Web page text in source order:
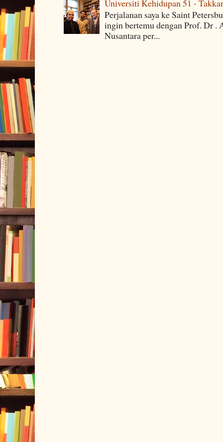
Universiti Kehidupan 51 -
Perjalanan saya ke Saint
ingin bertemu dengan Prof. Dr
Nusantara per...